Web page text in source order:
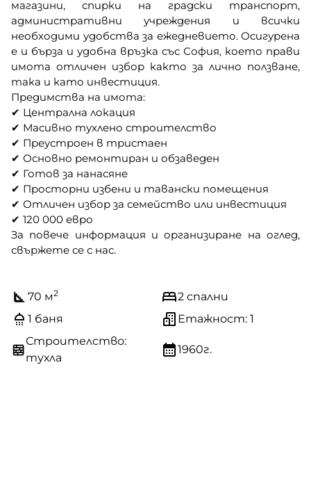
магазини, спирки на градски транспорт,
административни учреждения и всички
необходими удобства за ежедневието. Осигурена
е и бърза и удобна връзка със София, което прави
имота отличен избор както за лично ползване,
така и като инвестиция.
Предимства на имота:
✔ Централна локация
✔ Масивно тухлено строителство
✔ Преустроен в тристаен
✔ Основно ремонтиран и обзаведен
✔ Готов за нанасяне
✔ Просторни избени и тавански помещения
✔ Отличен избор за семейство или инвестиция
✔ 120 000 евро
За повече информация и организиране на оглед,
свържете се с нас.
70 м2
2 спални
1 баня
Етажност: 1
Строителство:
тухла
1960г.